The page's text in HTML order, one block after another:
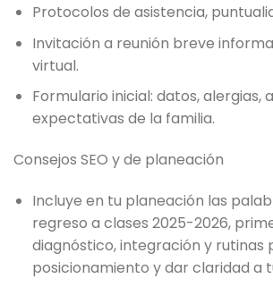
Protocolos de asistencia,
Invitación a reunión breve
virtual.
Formulario inicial: datos, alergias,
expectativas de la familia.
Consejos SEO y de planeación
Incluye en tu planeación las
regreso a clases 2025-2026,
diagnóstico, integración y rutinas
posicionamiento y dar claridad a